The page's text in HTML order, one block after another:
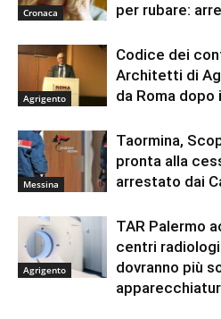
Cronaca
per rubare:
Agrigento
Codice dei
Architetti di
da Roma
Messina
Taormina,
pronta alla
arrestato dai
Agrigento
TAR Palermo
centri
dovranno più